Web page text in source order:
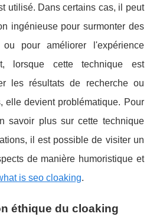
utilisé. Dans certains cas, il peut
ingénieuse pour surmonter des
ou pour améliorer l'expérience
lorsque cette technique est
les résultats de recherche ou
elle devient problématique. Pour
savoir plus sur cette technique
il est possible de visiter un
de manière humoristique et
is seo cloaking.
éthique du cloaking